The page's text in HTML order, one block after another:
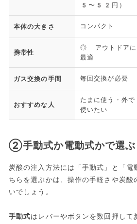
5〜52円）
本体の大きさ コンパクト
携帯性
◎ アウトドアに
最適
ガス交換の手間 毎回交換が必要
おすすめな人
たまに使う・外で
使いたい
②手動式か電動式かで選ぶ
炭酸の注入方法には「手動式」と「電
ちらを選ぶかは、操作の手軽さや炭酸
いでしょう。
手動式はレバーやボタンを数回押して